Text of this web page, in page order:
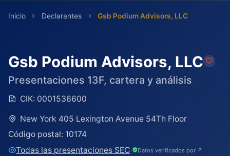
Inicio Declarantes Gsb Podium Advisors, LLC
Gsb Podium Advisors, LLC
Presentaciones 13F, cartera y análisis
CIK: 0001536600
New York 405 Lexington Avenue 54Th Floor
Código postal: 10174
Todas las presentaciones SEC· Datos verificados por ↗